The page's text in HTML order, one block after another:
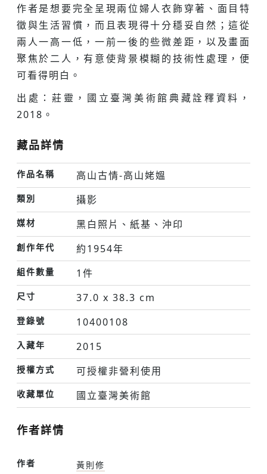
作者是想要完全呈現兩位婦人衣飾穿著、面目特
徵與生活習慣，而且表現得十分穩妥自然；這從
兩人一高一低，一前一後的些微差距，以及畫面
聚焦於二人，有意使背景模糊的技術性處理，便
可看得明白。
出處：莊靈，國立臺灣美術館典藏詮釋資料，
2018。
藏品詳情
作品名稱 高山古情-高山姥媼
類別 攝影
媒材 黑白照片、紙基、沖印
創作年代 約1954年
組件數量 1件
尺寸 37.0 x 38.3 cm
登錄號 10400108
入藏年 2015
授權方式 可授權非營利使用
收藏單位 國立臺灣美術館
作者詳情
作者
黃則修